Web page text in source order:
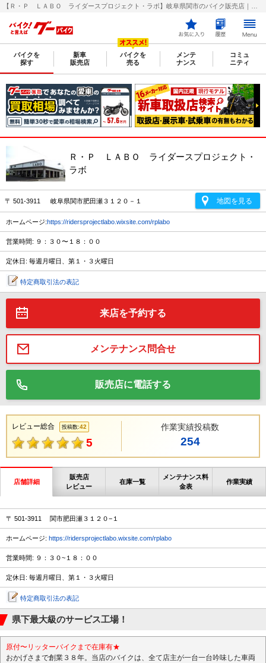
バイクを
探す
新車
販売店
バイクを
売る
メンテ
ナンス
コミュ
ニティ
Ｒ・Ｐ ＬＡＢＯ ライダースプロジェクト・
ラボ
〒 501-3911 岐阜県関市肥田瀬３１２０－１ 地図を見る
ホームページ:https://ridersprojectlabo.wixsite.com/rplabo
営業時間: ９：３０〜１８：００
定休日: 毎週月曜日、第１・３火曜日
特定商取引法の表記
来店を予約する
メンテナンス問合せ
販売店に電話する
レビュー総合 投稿数:42
5
作業実績投稿数
254
店舗詳細
販売店
レビュー
在庫一覧
メンテナンス料
金表
作業実績
〒 501-3911 関市肥田瀬３１２０−１
ホームページ: https://ridersprojectlabo.wixsite.com/rplabo
営業時間: ９：３０~１８：００
定休日: 毎週月曜日、第１・３火曜日
特定商取引法の表記
県下最大級のサービス工場！
原付〜リッターバイクまで在庫有★
おかげさまで創業３８年。当店のバイクは、全て店主が一台一台吟味した車両